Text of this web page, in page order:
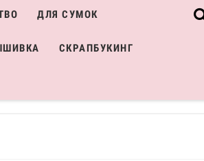
ДЛЯ СУМОК
СКРАПБУКИНГ